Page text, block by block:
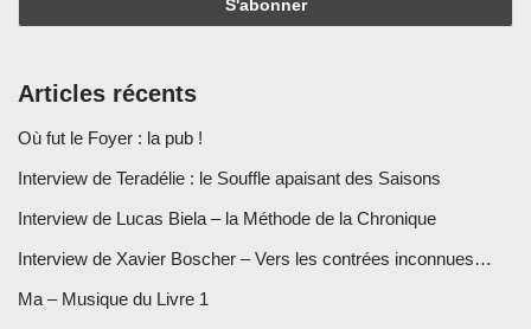
Articles récents
Où fut le Foyer : la pub !
Interview de Teradélie : le Souffle apaisant des Saisons
Interview de Lucas Biela – la Méthode de la Chronique
Interview de Xavier Boscher – Vers les contrées inconnues…
Ma – Musique du Livre 1